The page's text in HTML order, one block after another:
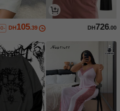
DH726.00
DH 105.39